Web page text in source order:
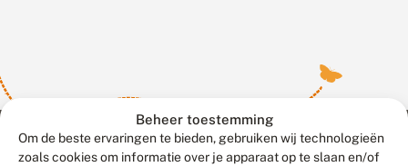
Beheer toestemming
Om de beste ervaringen te bieden, gebruiken wij technologieën
zoals cookies om informatie over je apparaat op te slaan en/of